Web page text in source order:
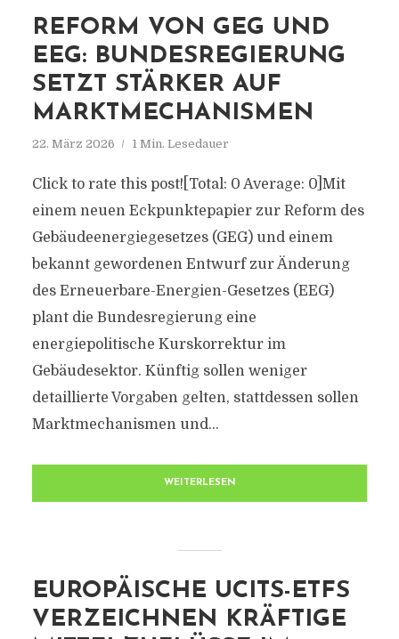
REFORM VON GEG UND
EEG: BUNDESREGIERUNG
SETZT STÄRKER AUF
MARKTMECHANISMEN
22. März 2026 1 Min. Lesedauer
Click to rate this post![Total: 0 Average: 0]Mit
einem neuen Eckpunktepapier zur Reform des
Gebäudeenergiegesetzes (GEG) und einem
bekannt gewordenen Entwurf zur Änderung
des Erneuerbare-Energien-Gesetzes (EEG)
plant die Bundesregierung eine
energiepolitische Kurskorrektur im
Gebäudesektor. Künftig sollen weniger
detaillierte Vorgaben gelten, stattdessen sollen
Marktmechanismen und...
WEITERLESEN
EUROPÄISCHE UCITS-ETFS
VERZEICHNEN KRÄFTIGE